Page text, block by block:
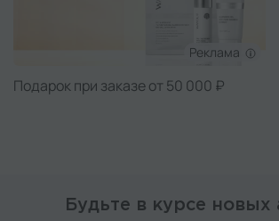
Реклама
Подарок при заказе от 50 000 ₽
Будьте в курсе новых